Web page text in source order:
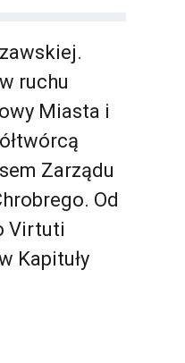
ruchu
Miasta i
Zarządu
Od
Virtuti
Kapituły